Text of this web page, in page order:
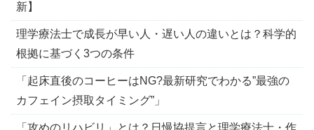
新】
理学療法士で成長が早い人・遅い人の違いとは？科学的
根拠に基づく3つの条件
「起床直後のコーヒーはNG?最新研究でわかる”最強の
カフェイン摂取タイミング”」